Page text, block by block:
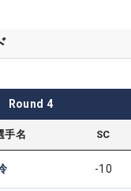
Round 4
手名 SC
-10